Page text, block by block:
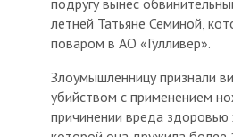
летней Татьяне Семиной,
поваром в АО «Гулливер».
Злоумышленницу признали
убийством с применением
причинении вреда